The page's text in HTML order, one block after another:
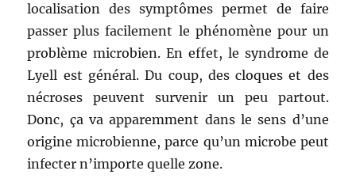
localisation des symptômes permet de faire
passer plus facilement le phénomène pour un
problème microbien. En effet, le syndrome de
Lyell est général. Du coup, des cloques et des
nécroses peuvent survenir un peu partout.
Donc, ça va apparemment dans le sens d’une
origine microbienne, parce qu’un microbe peut
infecter n’importe quelle zone.